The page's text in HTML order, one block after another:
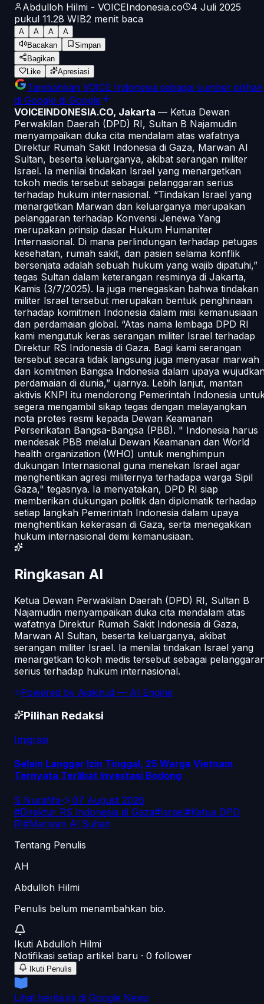
Abdulloh Hilmi - VOICEIndonesia.co
4 Juli 2025
pukul 11.28 WIB2 menit baca
A A A
A
Bacakan
Simpan
Bagikan
Like
Apresiasi
Tambahkan VOICE Indonesia sebagai sumber pilihan
di Google di Google
VOICEINDONESIA.CO, Jakarta — Ketua Dewan
Perwakilan Daerah (DPD) RI, Sultan B Najamudin
menyampaikan duka cita mendalam atas wafatnya
Direktur Rumah Sakit Indonesia di Gaza, Marwan Al
Sultan, beserta keluarganya, akibat serangan militer
Israel. Ia menilai tindakan Israel yang menargetkan
tokoh medis tersebut sebagai pelanggaran serius
terhadap hukum internasional. “Tindakan Israel yang
menargetkan Marwan dan keluarganya merupakan
pelanggaran terhadap Konvensi Jenewa Yang
merupakan prinsip dasar Hukum Humaniter
Internasional. Di mana perlindungan terhadap petugas
kesehatan, rumah sakit, dan pasien selama konflik
bersenjata adalah sebuah hukum yang wajib dipatuhi,”
tegas Sultan dalam keterangan resminya di Jakarta,
Kamis (3/7/2025). Ia juga menegaskan bahwa tindakan
militer Israel tersebut merupakan bentuk penghinaan
terhadap komitmen Indonesia dalam misi kemanusiaan
dan perdamaian global. “Atas nama lembaga DPD RI
kami mengutuk keras serangan militer Israel terhadap
Direktur RS Indonesia di Gaza. Bagi kami serangan
tersebut secara tidak langsung juga menyasar marwah
dan komitmen Bangsa Indonesia dalam upaya
perdamaian di dunia,” ujarnya. Lebih lanjut, mantan
aktivis KNPI itu mendorong Pemerintah Indonesia
segera mengambil sikap tegas dengan melayangkan
nota protes resmi kepada Dewan Keamanan
Perserikatan Bangsa-Bangsa (PBB). " Indonesia harus
mendesak PBB melalui Dewan Keamanan dan World
health organization (WHO) untuk menghimpun
dukungan Internasional guna menekan Israel agar
menghentikan agresi militernya terhadapa warga Sipil
Gaza," tegasnya. Ia menyatakan, DPD RI siap
memberikan dukungan politik dan diplomatik terhadap
setiap langkah Pemerintah Indonesia dalam upaya
menghentikan kekerasan di Gaza, serta menegakkan
hukum internasional demi kemanusiaan.
Ringkasan AI
Ketua Dewan Perwakilan Daerah (DPD) RI, Sultan B
Najamudin menyampaikan duka cita mendalam atas
wafatnya Direktur Rumah Sakit Indonesia di Gaza,
Marwan Al Sultan, beserta keluarganya, akibat
serangan militer Israel. Ia menilai tindakan Israel yang
menargetkan tokoh medis tersebut sebagai
serius terhadap hukum internasional.
Powered by Ajakin.id — AI Engine
Pilihan Redaksi
Imigrasi
Selain Langgar Izin Tinggal, 25 Warga Vietnam
Ternyata Terlibat Investasi Bodong
S Nurafifa·
07 August 2026
#Direktur RS Indonesia di Gaza#Israel#Ketua DPD
RI#Marwan Al Sultan
Tentang Penulis
AH
Abdulloh Hilmi
Penulis belum menambahkan bio.
Ikuti Abdulloh Hilmi
Notifikasi setiap artikel baru · 0 follower
Ikuti Penulis
Lihat berita ini di Google News